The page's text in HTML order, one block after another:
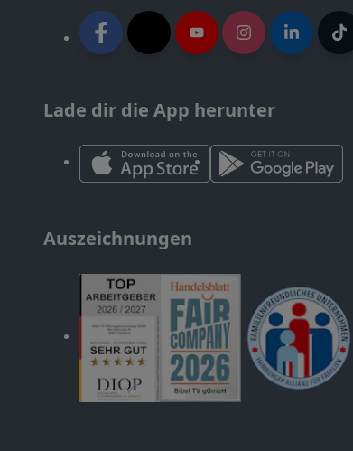
Lade dir die App herunter
Auszeichnungen